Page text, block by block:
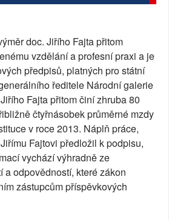
doc. Jiřího Fajta přitom
vzdělání a profesní praxi a je
předpisů, platných pro státní
ředitele Národní galerie
Fajta přitom činí zhruba 80
čtyřnásobek průměrné mzdy
v roce 2013. Náplň práce,
Fajtovi předložil k podpisu,
vychází výhradně ze
a odpovědností, které zákon
zástupcům příspěvkových